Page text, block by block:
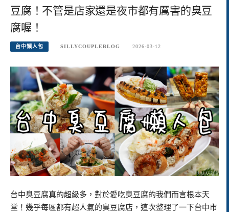
豆腐！不管是店家還是夜市都有厲害的臭豆
腐喔！
台中懶人包 SILLYCOUPLEBLOG 2026-03-12
台中臭豆腐真的超級多，對於愛吃臭豆腐的我們而言根本天
堂！幾乎每區都有超人氣的臭豆腐店，這次整理了一下台中市